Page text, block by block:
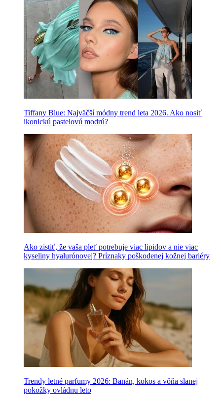
Tiffany Blue: Najväčší módny trend leta 2026. Ako nosiť
ikonickú pastelovú modrú?
Ako zistiť, že vaša pleť potrebuje viac lipidov a nie viac
kyseliny hyalurónovej? Príznaky poškodenej kožnej bariéry
Trendy letné parfumy 2026: Banán, kokos a vôňa slanej
pokožky ovládnu leto